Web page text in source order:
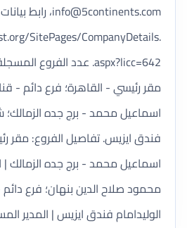
info@5continents.com، رابط
SitePages/CompanyDetails.
مقر رئيسي - القاهرة؛ فرع دائم -
اسماعيل محمد - برج جده الزمالك؛
فندق ايزيس. تفاصيل الفروع: مقر
اسماعيل محمد - برج جده الزمالك |
محمود صلاح الدين بنهان؛ فرع
الوليدامام فندق ايزيس | المدير